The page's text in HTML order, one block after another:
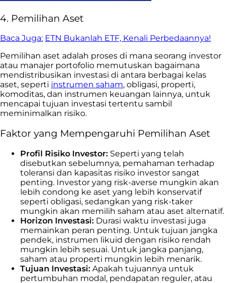
4. Pemilihan Aset
Baca Juga: ETN Bukanlah ETF, Kenali Perbedaannya!
Pemilihan aset adalah proses di mana seorang investor
atau manajer portofolio memutuskan bagaimana
mendistribusikan investasi di antara berbagai kelas
aset, seperti instrumen saham, obligasi, properti,
komoditas, dan instrumen keuangan lainnya, untuk
mencapai tujuan investasi tertentu sambil
meminimalkan risiko.
Faktor yang Mempengaruhi Pemilihan Aset
Profil Risiko Investor: Seperti yang telah
disebutkan sebelumnya, pemahaman terhadap
toleransi dan kapasitas risiko investor sangat
penting. Investor yang risk-averse mungkin akan
lebih condong ke aset yang lebih konservatif
seperti obligasi, sedangkan yang risk-taker
mungkin akan memilih saham atau aset alternatif.
Horizon Investasi: Durasi waktu investasi juga
memainkan peran penting. Untuk tujuan jangka
pendek, instrumen likuid dengan risiko rendah
mungkin lebih sesuai. Untuk jangka panjang,
saham atau properti mungkin lebih menarik.
Tujuan Investasi: Apakah tujuannya untuk
pertumbuhan modal, pendapatan reguler, atau